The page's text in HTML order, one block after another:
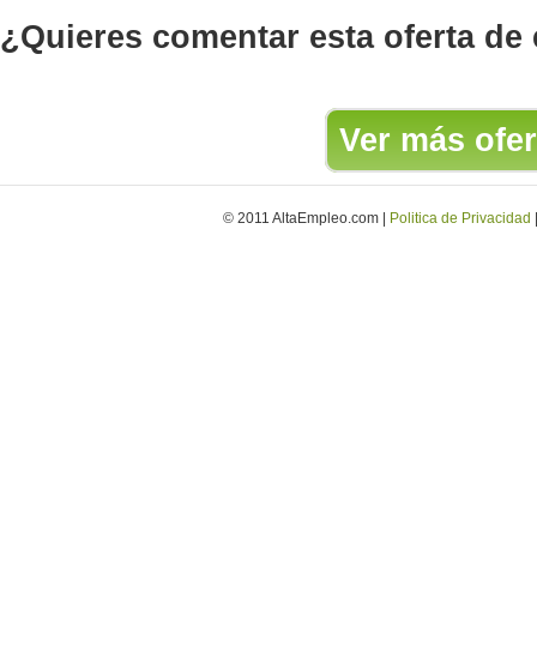
¿Quieres comentar esta oferta de
Ver más
© 2011 AltaEmpleo.com | Politica de Privacidad